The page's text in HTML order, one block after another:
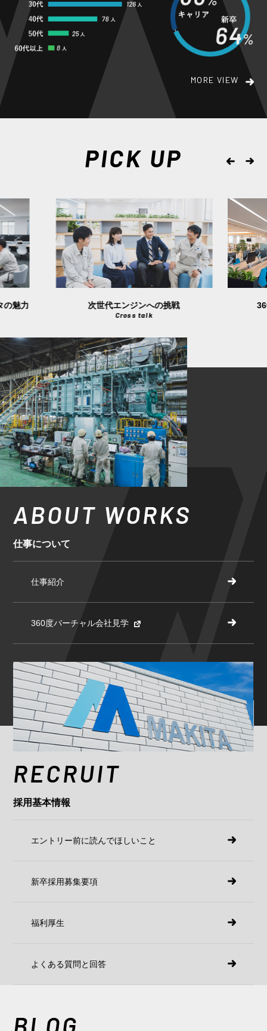
MORE VIEW
PICK UP
次世代エンジンへの挑戦 360度バーチャ
ABOUT WORKS
仕事について
仕事紹介
360度バーチャル会社見学
RECRUIT
採用基本情報
エントリー前に読んでほしいこと
新卒採用募集要項
福利厚生
よくある質問と回答
BLOG